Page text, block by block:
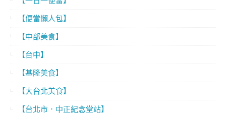
【便當懶人包】
【中部美食】
【台中】
【基隆美食】
【大台北美食】
【台北市．中正紀念堂站】